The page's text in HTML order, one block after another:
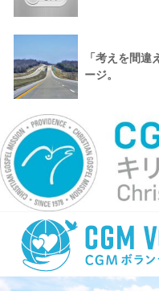
「考えを間
ージ。